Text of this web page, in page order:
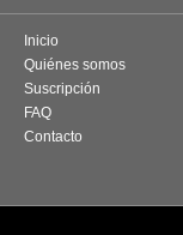
Inicio
Quiénes somos
Suscripción
FAQ
Contacto